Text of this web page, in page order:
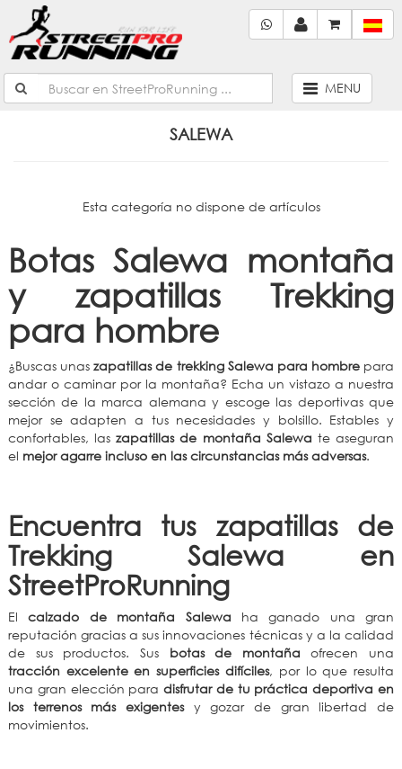
MENU
SALEWA
Esta categoría no dispone de artículos
Botas Salewa montaña
y zapatillas Trekking
para hombre
¿Buscas unaszapatillas de trekking Salewa para hombrepara
andar o caminar por la montaña? Echa un vistazo a nuestra
sección de la marca alemana y escoge las deportivas que
mejor se adapten a tus necesidades y bolsillo. Estables y
confortables, laszapatillas de montaña Salewa te aseguran
el mejor agarre incluso en las circunstancias más adversas.
Encuentra tus zapatillas de
Trekking Salewa en
StreetProRunning
Elcalzado de montaña Salewa ha ganado una gran
reputación gracias a sus innovaciones técnicas y a la calidad
de sus productos. Sus botas de montaña ofrecen una
tracción excelente en superficies difíciles, por lo que resulta
una gran elección paradisfrutar de tu práctica deportiva en
los terrenos más exigentesy gozar de gran libertad de
movimientos.